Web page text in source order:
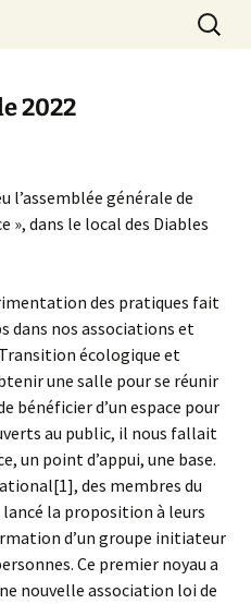
d'un monde
2022
l’assemblée générale de
», dans le local des Diables
des pratiques fait
dans nos associations et
écologique et
une salle pour se réunir
bénéficier d’un espace pour
au public, il nous fallait
un point d’appui, une base.
des membres du
la proposition à leurs
d’un groupe initiateur
Ce premier noyau a
nouvelle association loi de